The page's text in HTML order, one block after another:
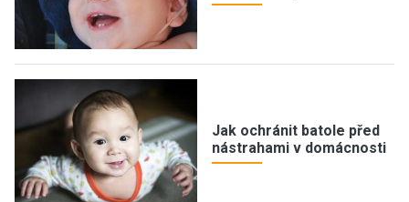
Jak ochránit batole před
nástrahami v domácnosti